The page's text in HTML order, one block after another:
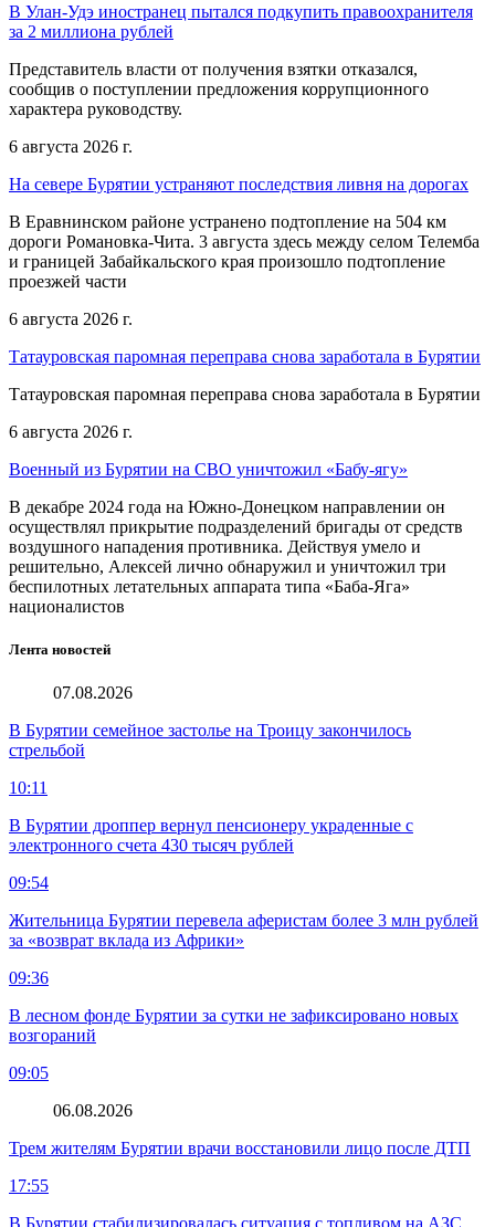
В Улан-Удэ иностранец пытался подкупить правоохранителя
за 2 миллиона рублей
Представитель власти от получения взятки отказался,
сообщив о поступлении предложения коррупционного
характера руководству.
6 августа 2026 г.
На севере Бурятии устраняют последствия ливня на дорогах
В Еравнинском районе устранено подтопление на 504 км
дороги Романовка-Чита. 3 августа здесь между селом Телемба
и границей Забайкальского края произошло подтопление
проезжей части
6 августа 2026 г.
Татауровская паромная переправа снова заработала в Бурятии
Татауровская паромная переправа снова заработала в Бурятии
6 августа 2026 г.
Военный из Бурятии на СВО уничтожил «Бабу-ягу»
В декабре 2024 года на Южно-Донецком направлении он
осуществлял прикрытие подразделений бригады от средств
воздушного нападения противника. Действуя умело и
решительно, Алексей лично обнаружил и уничтожил три
беспилотных летательных аппарата типа «Баба-Яга»
националистов
Лента новостей
07.08.2026
В Бурятии семейное застолье на Троицу закончилось
стрельбой
10:11
В Бурятии дроппер вернул пенсионеру украденные с
электронного счета 430 тысяч рублей
09:54
Жительница Бурятии перевела аферистам более 3 млн рублей
за «возврат вклада из Африки»
09:36
В лесном фонде Бурятии за сутки не зафиксировано новых
возгораний
09:05
06.08.2026
Трем жителям Бурятии врачи восстановили лицо после ДТП
17:55